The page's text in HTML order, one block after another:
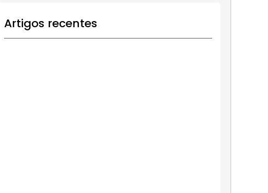
Artigos recentes